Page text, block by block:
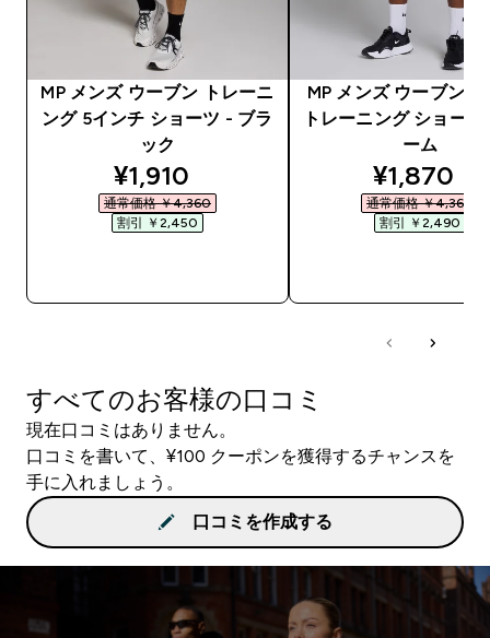
MP メンズ ウーブン トレーニ
ング 5インチ ショーツ - ブラ
ック
discounted price
¥1,910‎
通常価格 ￥4,360‎
割引 ￥2,450‎
MP メンズ ウーブン 5
トレーニング ショー
ーム
¥1,870‎
通常価格 ￥4,360‎
割引 ￥2,490‎
すべてのお客様の口コミ
現在口コミはありません。
口コミを書いて、¥100 クーポンを獲得するチャンスを
手に入れましょう。
口コミを作成する